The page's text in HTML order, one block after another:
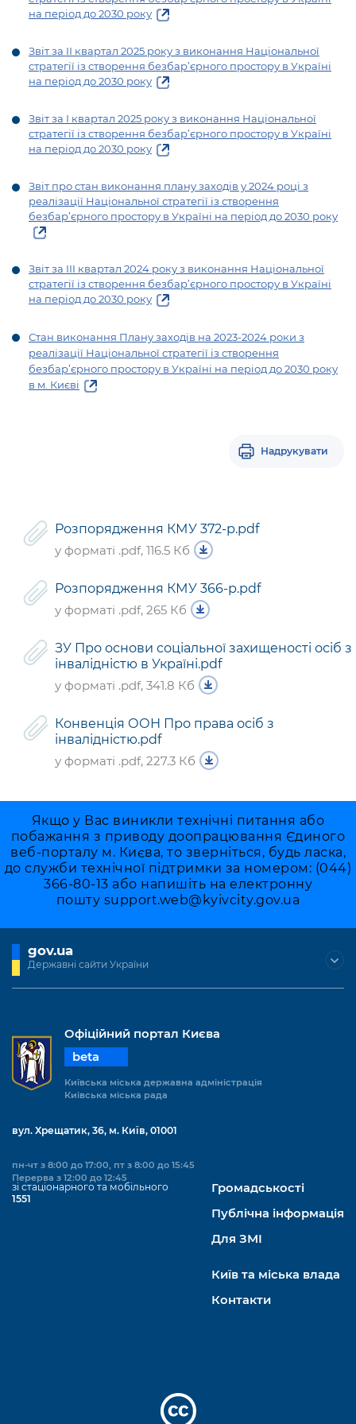
на період до 2030 року
Звіт за ІІ квартал 2025 року з виконання Національної
стратегії із створення безбар’єрного простору в Україні
на період до 2030 року
Звіт за І квартал 2025 року з виконання Національної
стратегії із створення безбар’єрного простору в Україні
на період до 2030 року
Звіт про стан виконання плану заходів у 2024 році з
реалізації Національної стратегії із створення
безбар’єрного простору в Україні на період до 2030 року
Звіт за III квартал 2024 року з виконання Національної
стратегії із створення безбар’єрного простору в Україні
на період до 2030 року
Стан виконання Плану заходів на 2023-2024 роки з
реалізації Національної стратегії із створення
безбар’єрного простору в Україні на період до 2030 року
в м. Києві
Надрукувати
Розпорядження КМУ 372-р.pdf
у форматі .pdf, 116.5 Кб
Розпорядження КМУ 366-р.pdf
у форматі .pdf, 265 Кб
ЗУ Про основи соціальної захищеності осіб з
інвалідністю в Україні.pdf
у форматі .pdf, 341.8 Кб
Конвенція ООН Про права осіб з
інвалідністю.pdf
у форматі .pdf, 227.3 Кб
Якщо у Вас виникли технічні питання або
побажання з приводу доопрацювання Єдиного
веб-порталу м. Києва, то зверніться, будь ласка,
до служби технічної підтримки за номером: (044)
366-80-13 або напишіть на електронну
пошту support.web@kyivcity.gov.ua
gov.ua
Державні сайти України
Офіційний портал Києва
beta
Київська міська державна адміністрація
Київська міська рада
вул. Хрещатик, 36, м. Київ, 01001
пн-чт з 8:00 до 17:00, пт з 8:00 до 15:45
Перерва з 12:00 до 12:45
зі стаціонарного та мобільного
1551
Громадськості
Публічна інформація
Для ЗМІ
Київ та міська влада
Контакти